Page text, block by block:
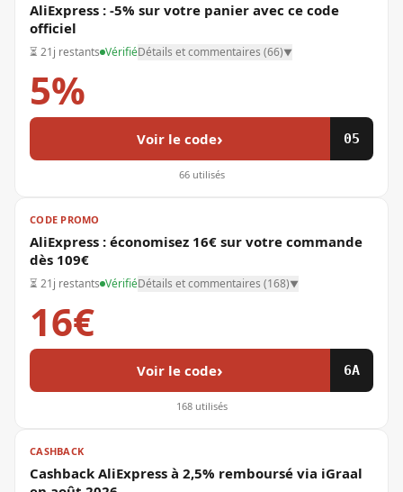
5%
AliExpress : -5% sur votre panier avec ce code
officiel
⏳ 21j restants VérifiéDétails et commentaires (66)▼
Voir le code› 05
66utilisés
16€
CODE PROMO
AliExpress : économisez 16€ sur votre commande
dès 109€
⏳ 21j restants VérifiéDétails et commentaires (168)▼
Voir le code› 6A
168utilisés
CASHBACK
Cashback AliExpress à 2,5% remboursé via iGraal